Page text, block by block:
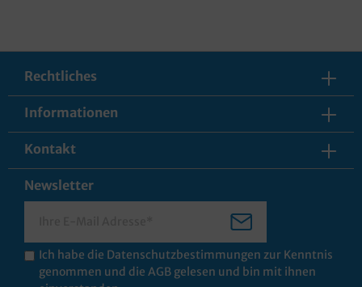
Rechtliches
Informationen
Kontakt
Newsletter
Ich habe die Datenschutzbestimmungen zur Kenntnis
genommen und die AGB gelesen und bin mit ihnen